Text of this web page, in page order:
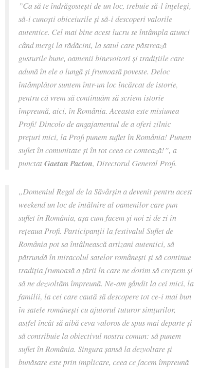
”Ca să te îndrăgostești de un loc, trebuie să-l înțelegi,
să-i cunoști obiceiurile și să-i descoperi valorile
autentice. Cel mai bine acest lucru se întâmpla atunci
când mergi la rădăcini, la satul care păstrează
gusturile bune, oamenii binevoitori și tradițiile care
adună în ele o lungă și frumoasă poveste. Deloc
întâmplător suntem într-un loc încărcat de istorie,
pentru că vrem să continuăm să scriem istorie
împreună, aici, în România. Aceasta este misiunea
Profi! Dincolo de angajamentul de a oferi zilnic
prețuri mici, la Profi punem suflet în România! Punem
suflet în comunitate și în tot ceea ce contează!”, a
punctatGaetan Pacton, Directorul General Profi.
„Domeniul Regal de la Săvârșin a devenit pentru acest
weekend un loc de întâlnire al oamenilor care pun
suflet în România, așa cum facem și noi zi de zi în
rețeaua Profi. Participanții la festivalulSuflet de
Româniapot sa întâlnească artizani autentici, să
pătrundă în miracolul satelor românești și să continue
tradiția frumoasă a țării în care ne dorim să creștem și
să ne dezvoltăm împreună. Ne-am gândit la cei mici, la
familii, la cei care caută să descopere tot ce-i mai bun
în satele românești cu ajutorul tuturor simțurilor,
astfel încât să aibă ceva valoros de spus mai departe și
să contribuie la obiectivul nostru comun: să punem
suflet în România. Singura șansă la dezvoltare și
bunăsare este prin implicare, ceea ce facem împreună